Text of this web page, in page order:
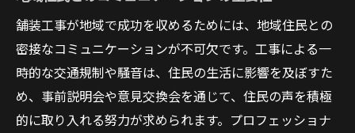
舗装工事が地域で成功を収めるためには、地域住民との
密接なコミュニケーションが不可欠です。工事による一
時的な交通規制や騒音は、住民の生活に影響を及ぼすた
め、事前説明会や意見交換会を通じて、住民の声を積極
的に取り入れる努力が求められます。プロフェッショナ